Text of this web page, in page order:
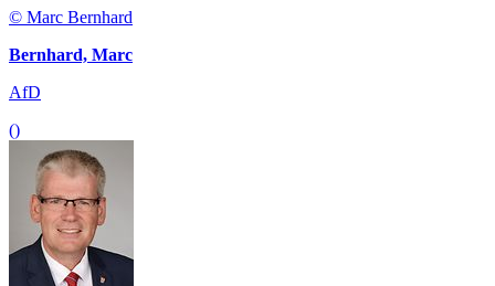
© Marc Bernhard
Bernhard, Marc
AfD
()